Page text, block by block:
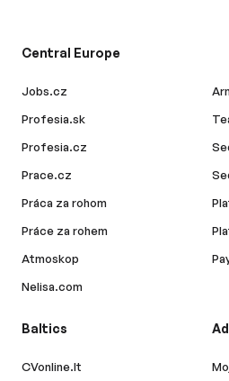
Central Europe
Jobs.cz
Profesia.sk
Profesia.cz
Prace.cz
Práca za rohom
Práce za rohem
Atmoskop
Nelisa.com
Baltics
CVonline.lt